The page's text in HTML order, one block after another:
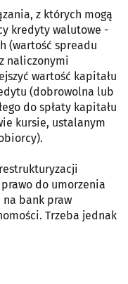
z których mogą
kredyty walutowe -
(wartość spreadu
naliczonymi
wartość kapitału
(dobrowolna lub
do spłaty kapitału
kursie, ustalanym
do umorzenia
bank praw
Trzeba jednak